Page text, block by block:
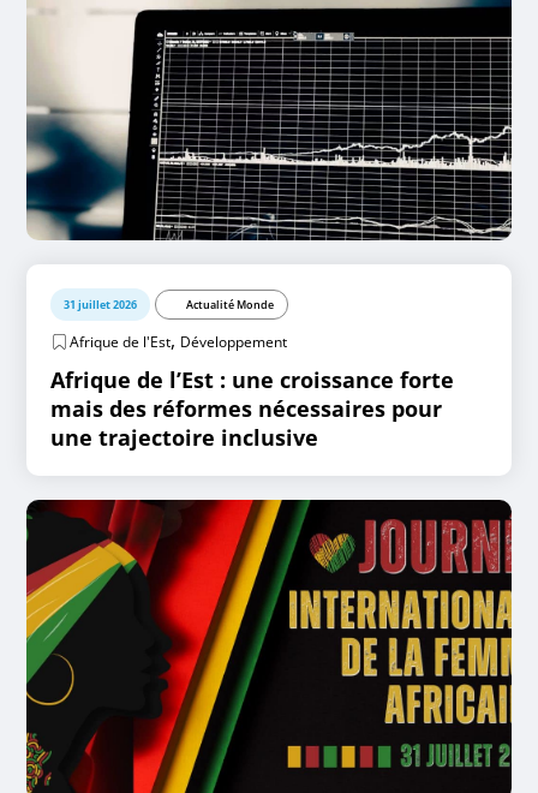
31 juillet 2026 Actualité Monde
Afrique de l'Est, Développement
Afrique de l’Est : une croissance forte
mais des réformes nécessaires pour
une trajectoire inclusive